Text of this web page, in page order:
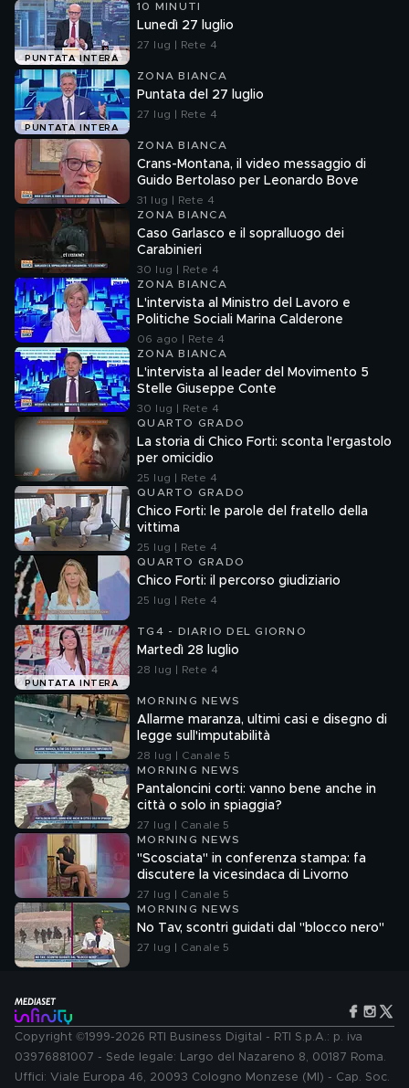
PUNTATA INTERA
10 MINUTI
Lunedì 27 luglio
27 lug | Rete 4
PUNTATA INTERA
ZONA BIANCA
Puntata del 27 luglio
27 lug | Rete 4
ZONA BIANCA
Crans-Montana, il video messaggio di
Guido Bertolaso per Leonardo Bove
31 lug | Rete 4
ZONA BIANCA
Caso Garlasco e il sopralluogo dei
Carabinieri
30 lug | Rete 4
ZONA BIANCA
L'intervista al Ministro del Lavoro e
Politiche Sociali Marina Calderone
06 ago | Rete 4
ZONA BIANCA
L'intervista al leader del Movimento 5
Stelle Giuseppe Conte
30 lug | Rete 4
QUARTO GRADO
La storia di Chico Forti: sconta l'ergastolo
per omicidio
25 lug | Rete 4
QUARTO GRADO
Chico Forti: le parole del fratello della
vittima
25 lug | Rete 4
QUARTO GRADO
Chico Forti: il percorso giudiziario
25 lug | Rete 4
PUNTATA INTERA
TG4 - DIARIO DEL GIORNO
Martedì 28 luglio
28 lug | Rete 4
MORNING NEWS
Allarme maranza, ultimi casi e disegno di
legge sull'imputabilità
28 lug | Canale 5
MORNING NEWS
Pantaloncini corti: vanno bene anche in
città o solo in spiaggia?
27 lug | Canale 5
MORNING NEWS
"Scosciata" in conferenza stampa: fa
discutere la vicesindaca di Livorno
27 lug | Canale 5
MORNING NEWS
No Tav, scontri guidati dal "blocco nero"
27 lug | Canale 5
Copyright ©1999-2026 RTI Business Digital - RTI S.p.A.: p. iva
03976881007 - Sede legale: Largo del Nazareno 8, 00187 Roma.
Uffici: Viale Europa 46, 20093 Cologno Monzese (MI) - Cap. Soc.